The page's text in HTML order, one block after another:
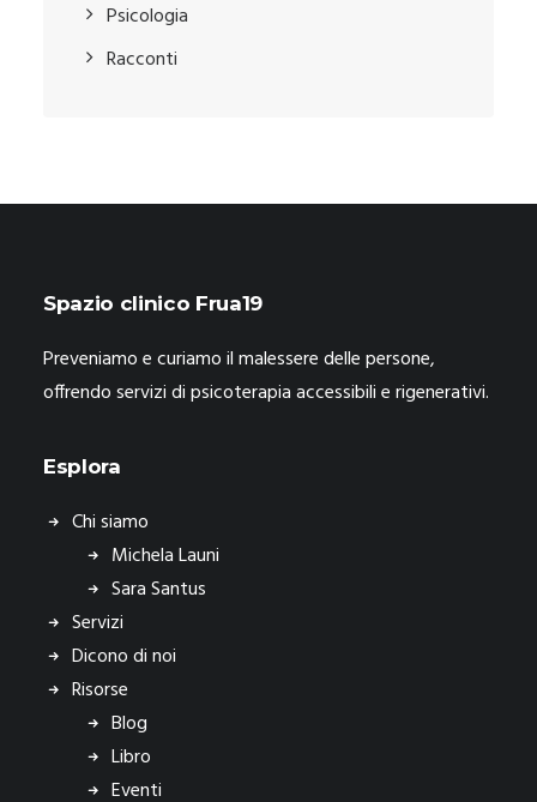
Psicologia
Racconti
Spazio clinico Frua19
Preveniamo e curiamo il malessere delle persone,
offrendo servizi di psicoterapia accessibili e rigenerativi.
Esplora
Chi siamo
Michela Launi
Sara Santus
Servizi
Dicono di noi
Risorse
Blog
Libro
Eventi